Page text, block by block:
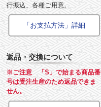
行振込、各種ご用意。
「お支払方法」詳細
返品・交換について
※ご注意 「S」で始まる商品番
号は受注生産のため返品できま
せん。